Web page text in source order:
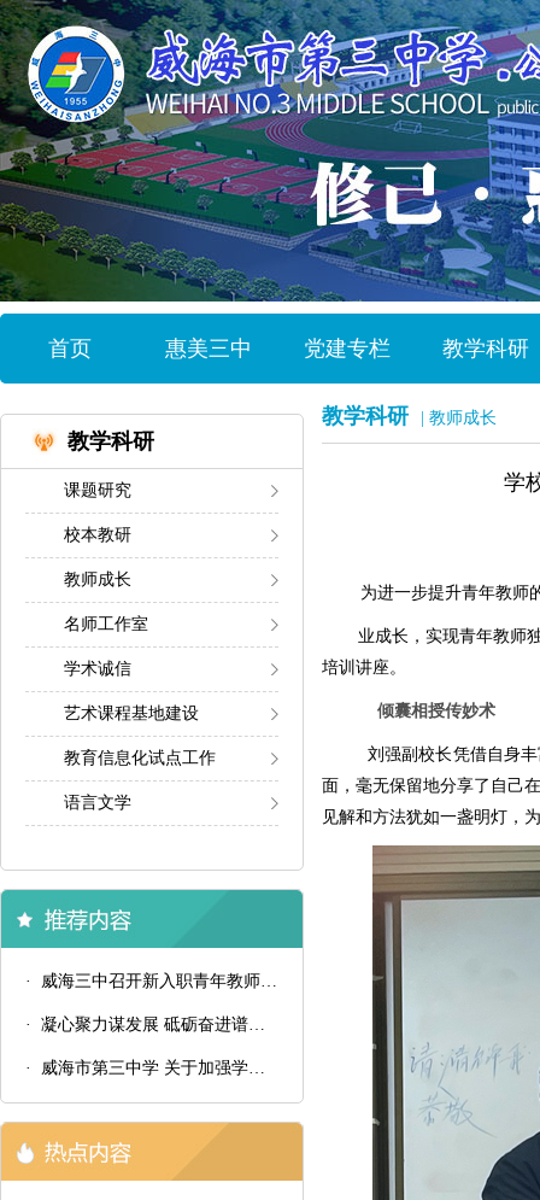
首页 惠美三中 党建专栏 教学科研
教学科研
课题研究
校本教研
教师成长
名师工作室
学术诚信
艺术课程基地建设
教育信息化试点工作
语言文学
· 威海三中召开新入职青年教师汇报课总结会议
· 凝心聚力谋发展 砥砺奋进谱新篇——威海三中召开2024-2025学年第二学期备课组长会议
· 威海市第三中学 关于加强学生八项学习习惯培养的通知
教学科研 | 教师成长
学
为进一步提升青年教师
业成长，实现青年教师
培训讲座。
倾囊相授传妙术
刘强副校长凭借自身
面，毫无保留地分享了自己
见解和方法犹如一盏明灯，